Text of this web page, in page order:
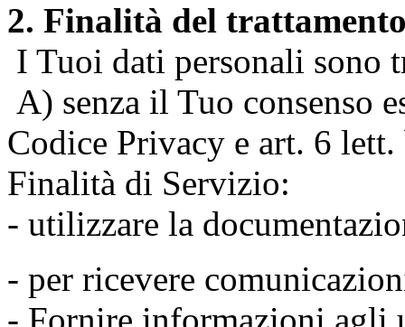
2. Finalità del
I Tuoi dati personali sono
A) senza il Tuo consenso
Codice Privacy e art. 6
Finalità di Servizio:
- utilizzare la
- per ricevere